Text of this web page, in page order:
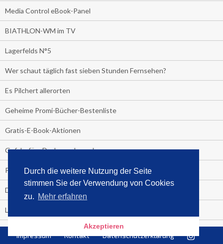
Durch die weitere Nutzung der Seite
stimmen Sie der Verwendung von Cookies
zu. Mehr erfahren
Akzeptieren
Media Control eBook-Panel
BIATHLON-WM im TV
Lagerfelds N°5
Wer schaut täglich fast sieben Stunden Fernsehen?
Es Pilchert allerorten
Geheime Promi-Bücher-Bestenliste
Gratis-E-Book-Aktionen
Gefahr fürs Dschungelcamp!
PRESSEMITTEILUNG
Deutschland im Handball-Fieber
Libri und Media Control verlängern Vertrag langfristig
Impressum Kontakt Datenschutzerklärung